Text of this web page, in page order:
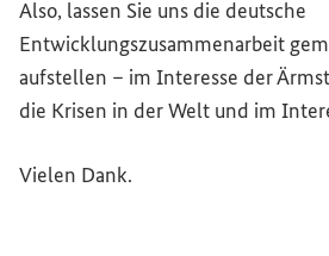
Also, lassen Sie uns die deutsche
Entwicklungszusammenarbeit
aufstellen – im Interesse der
die Krisen in der Welt und im
Vielen Dank.